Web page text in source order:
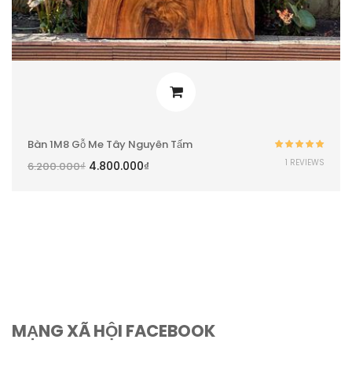
Bàn 1M8 Gỗ Me Tây Nguyên Tấm
6.200.000₫ 4.800.000₫
Được xếp
hạng5.00 5
1 REVIEWS
MẠNG XÃ HỘI FACEBOOK